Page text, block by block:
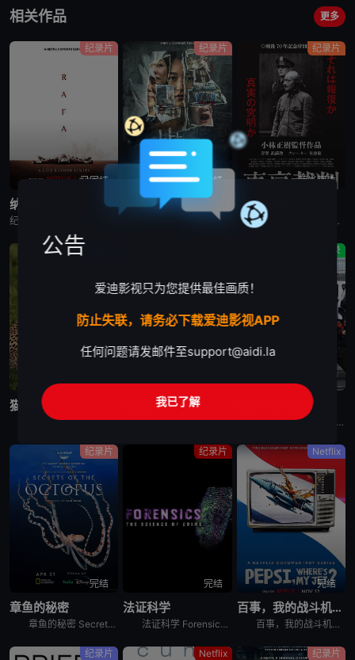
相关作品 更多
纪录片
已完结
纳达尔
纪录片
完结
纪录片
蓝光画质
东京审判
围绕着東京审判这一重要历史事件, 本片除了讲述过程外, 更重要的还是提出了一系列国际法法律问题和伦理道德疑问, 如事后法问题, 战争罪的有無, 以及个人辩护和国家辩护的选择和远东国际法庭战犯的选择
完结
猫之魂
世界上大多数养猫的人都能通过宠物的眼睛窥见动物的野性。这部纪录片着眼于家猫和它们的野生表亲们，以及它们的祖先之间，在行为上隐约可见的关联。镜头特别勾勒出这些相似之处，并向所谓的“主人们”（如果猫真
完结
未来简史
讲述我们的未来以及我们如何重新构想它们。由著名未来学家阿里·瓦拉赫主持，邀请观众踏上一次环游世界的旅程，充满发现、希望和可能性，了解我们今天所处的位置以及接下来会发生什么。将历史、科学和意想不到的
纪录
《Hope On The Street》是防弹少年团郑号锡（j-hope）推出的同名舞蹈练习日记内容。讲述j-hope在入伍前访问日本大阪、法国巴黎、美国纽约、韩国首尔和光州，并与当地的舞蹈家通过
纪录片
完结
章鱼的秘密
章鱼的秘密 Secrets of the Octopus是2024年澳大利亚,美国纪录片。艾美奖肯定《鲸之谜》制作团队最新力作。 &nbsp; &nbsp; &nbsp; &nbsp; &nbsp
纪录片
完结
法证科学
法证科学 Forensics: The Science of Crime是2020年犯罪纪录片。《法证科学》旨在向观众展示法医学是如何帮助破获各类犯罪案件的，通过在法医研究所、大学实验室、研究中心
Netflix
完结
百事，我的战斗机呢？
百事，我的战斗机呢？ Pepsi, Where&#39;s My Jet?是2022年美国历史纪录片。When a 20-year-old attempts to win a fighter je
纪录片 Netflix 纪录片
公告
爱迪影视只为您提供最佳画质！
防止失联，请务必下载爱迪影视APP
任何问题请发邮件至support@aidi.la
我已了解